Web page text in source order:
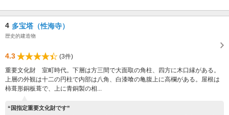
4 多宝塔（性海寺）
歴史的建造物
4.3
(3件)
重要文化財 室町時代。下層は方三間で大面取の角柱、四方に木口縁がある。
上層の外観は十二の円柱で内部は八角、白漆喰の亀腹上に高欄がある。屋根は
柿葺形銅板葺で、上に青銅製の相...
“国指定重要文化財です”